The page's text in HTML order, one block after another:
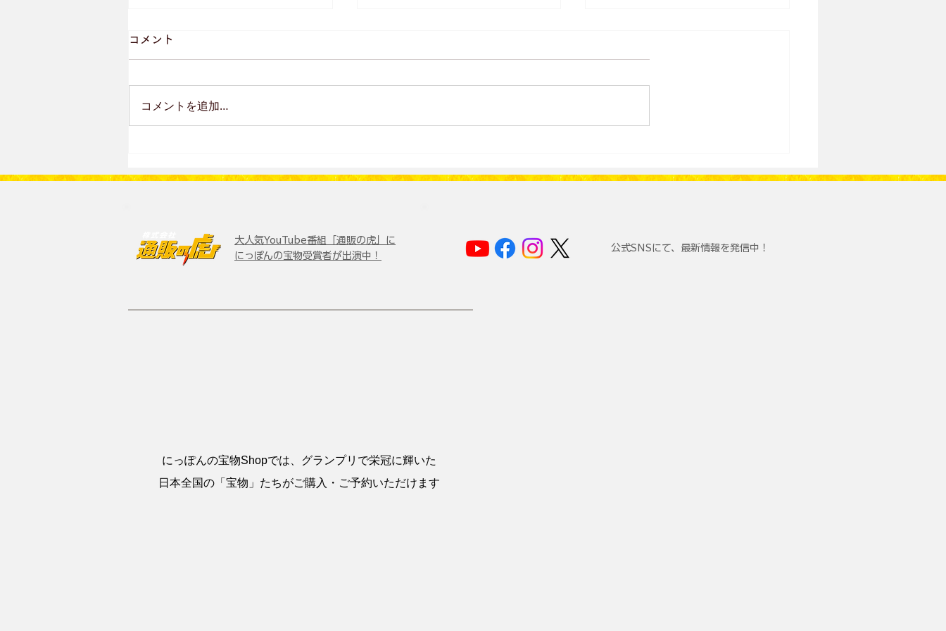
知らせ
カルだった件
コメント
コメントを追加…
にっぽんの宝物Shopでは、グランプリで栄冠に輝いた
日本全国の「宝物」たちがご購入・ご予約いただけます
大人気YouTube番組「通販の虎」に
にっぽんの宝物受賞者が出演中！
公式SNSにて、最新情報を発信中！